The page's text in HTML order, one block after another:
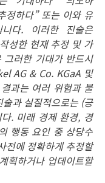
정하다” 또는 이와 유
다. 이러한 진술은
성한 현재 추정 및 가
러한 기대가 반드시
AG & Co. KGaA 및
과는 여러 위험과 불
과 실질적으로는 (긍
. 미래 경제 환경, 경
행동 요인 중 상당수
전에 정확하게 추정할
획하거나 업데이트할